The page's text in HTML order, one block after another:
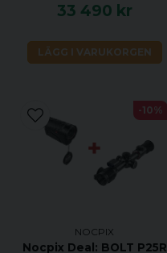
33 490 kr
LÄGG I VARUKORGEN
NOCPIX
Nocpix Deal: BOLT P25R
-10%